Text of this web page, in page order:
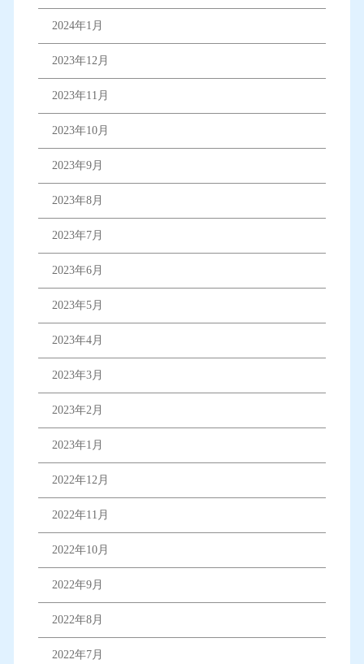
2024年1月
2023年12月
2023年11月
2023年10月
2023年9月
2023年8月
2023年7月
2023年6月
2023年5月
2023年4月
2023年3月
2023年2月
2023年1月
2022年12月
2022年11月
2022年10月
2022年9月
2022年8月
2022年7月